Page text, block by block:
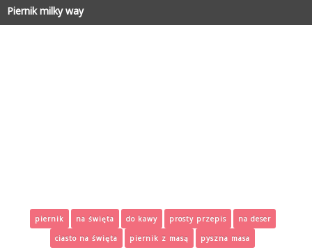
Piernik milky way
piernik na święta do kawy prosty przepis
na deser
ciasto na święta
piernik z masą pyszna masa